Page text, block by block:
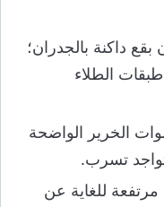
داكنة بالجدران؛
الطلاء
الخرير الواضحة
تواجد تسرب.
مرتفعة للغاية عن